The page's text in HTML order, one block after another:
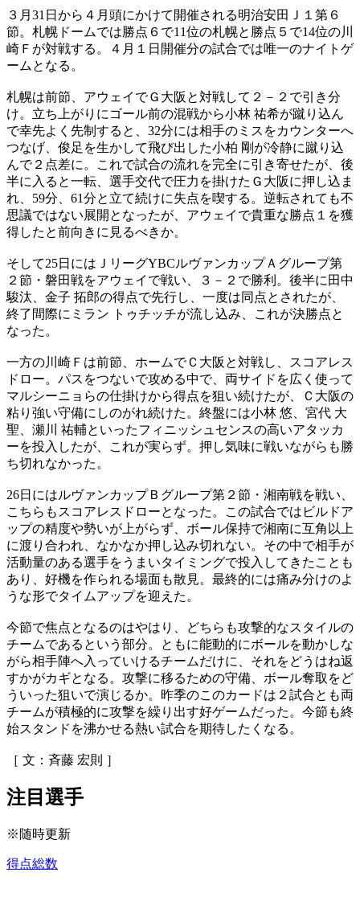
３月31日から４月頭にかけて開催される明治安田Ｊ１第６
節。札幌ドームでは勝点６で11位の札幌と勝点５で14位の川
崎Ｆが対戦する。４月１日開催分の試合では唯一のナイトゲ
ームとなる。
札幌は前節、アウェイでＧ大阪と対戦して２－２で引き分
け。立ち上がりにゴール前の混戦から小林 祐希が蹴り込ん
で幸先よく先制すると、32分には相手のミスをカウンターへ
つなげ、俊足を生かして飛び出した小柏 剛が冷静に蹴り込
んで２点差に。これで試合の流れを完全に引き寄せたが、後
半に入ると一転、選手交代で圧力を掛けたＧ大阪に押し込ま
れ、59分、61分と立て続けに失点を喫する。逆転されても不
思議ではない展開となったが、アウェイで貴重な勝点１を獲
得したと前向きに見るべきか。
そして25日にはＪリーグYBCルヴァンカップＡグループ第
２節・磐田戦をアウェイで戦い、３－２で勝利。後半に田中
駿汰、金子 拓郎の得点で先行し、一度は同点とされたが、
終了間際にミラン トゥチッチが流し込み、これが決勝点と
なった。
一方の川崎Ｆは前節、ホームでＣ大阪と対戦し、スコアレス
ドロー。パスをつないで攻める中で、両サイドを広く使って
マルシーニョらの仕掛けから得点を狙い続けたが、Ｃ大阪の
粘り強い守備にしのがれ続けた。終盤には小林 悠、宮代 大
聖、瀬川 祐輔といったフィニッシュセンスの高いアタッカ
ーを投入したが、これが実らず。押し気味に戦いながらも勝
ち切れなかった。
26日にはルヴァンカップＢグループ第２節・湘南戦を戦い、
こちらもスコアレスドローとなった。この試合ではビルドア
ップの精度や勢いが上がらず、ボール保持で湘南に互角以上
に渡り合われ、なかなか押し込み切れない。その中で相手が
活動量のある選手をうまいタイミングで投入してきたことも
あり、好機を作られる場面も散見。最終的には痛み分けのよ
うな形でタイムアップを迎えた。
今節で焦点となるのはやはり、どちらも攻撃的なスタイルの
チームであるという部分。ともに能動的にボールを動かしな
がら相手陣へ入っていけるチームだけに、それをどうはね返
すかがカギとなる。攻撃に移るための守備、ボール奪取をど
ういった狙いで演じるか。昨季のこのカードは２試合とも両
チームが積極的に攻撃を繰り出す好ゲームだった。今節も終
始スタンドを沸かせる熱い試合を期待したくなる。
［ 文：斉藤 宏則 ］
注目選手
※随時更新
得点総数